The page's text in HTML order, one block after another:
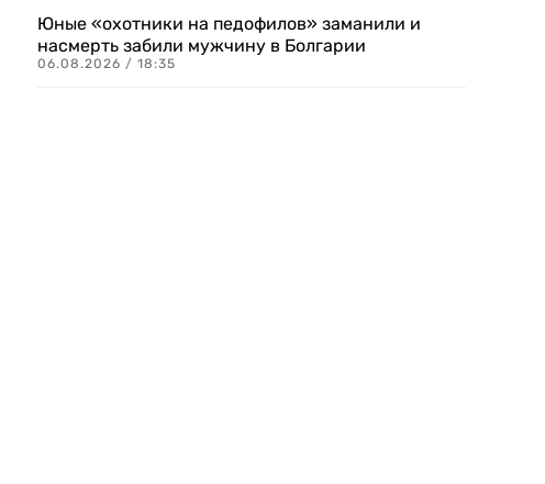
Юные «охотники на педофилов» заманили и
насмерть забили мужчину в Болгарии
06.08.2026 / 18:35